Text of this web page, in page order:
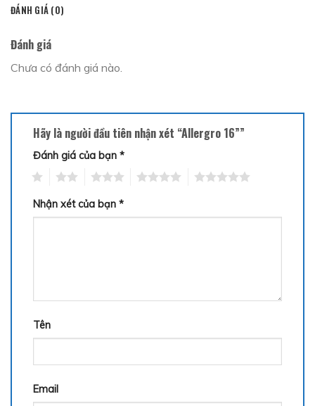
ĐÁNH GIÁ (0)
Đánh giá
Chưa có đánh giá nào.
Hãy là người đầu tiên nhận xét “Allergro 16””
Đánh giá của bạn *
Nhận xét của bạn *
Tên
Email